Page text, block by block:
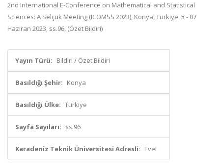
2nd International E-Conference on Mathematical and Statistical
Sciences: A Selçuk Meeting (ICOMSS 2023), Konya, Türkiye, 5 - 07
Haziran 2023, ss.96, (Özet Bildiri)
Yayın Türü: Bildiri / Özet Bildiri
Basıldığı Şehir: Konya
Basıldığı Ülke: Türkiye
Sayfa Sayıları: ss.96
Karadeniz Teknik Üniversitesi Adresli: Evet